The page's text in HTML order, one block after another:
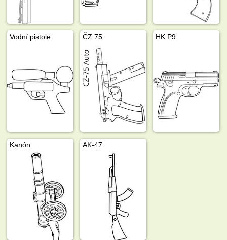
Vodní pistole ČZ 75 HK P9
Kanón AK-47